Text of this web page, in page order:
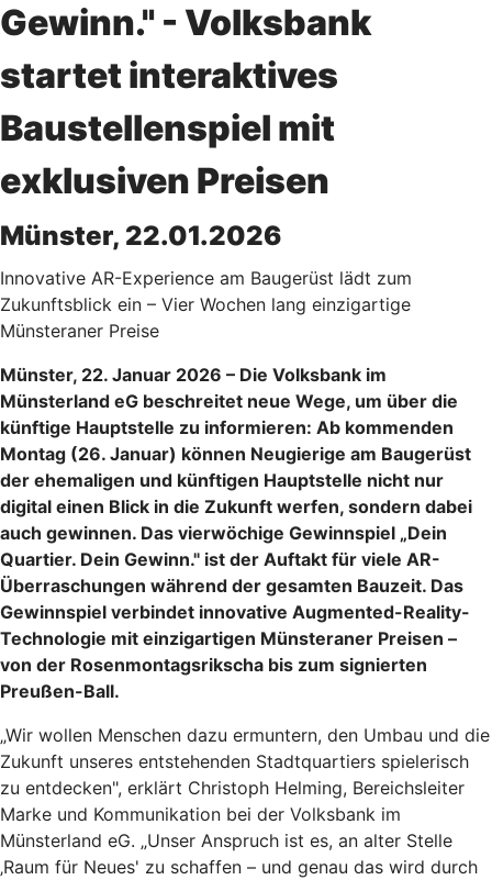
Gewinn." - Volksbank
startet interaktives
Baustellenspiel mit
exklusiven Preisen
Münster, 22.01.2026
Innovative AR-Experience am Baugerüst lädt zum
Zukunftsblick ein – Vier Wochen lang einzigartige
Münsteraner Preise
Münster, 22. Januar 2026 – Die Volksbank im
Münsterland eG beschreitet neue Wege, um über die
künftige Hauptstelle zu informieren: Ab kommenden
Montag (26. Januar) können Neugierige am Baugerüst
der ehemaligen und künftigen Hauptstelle nicht nur
digital einen Blick in die Zukunft werfen, sondern dabei
auch gewinnen. Das vierwöchige Gewinnspiel „Dein
Quartier. Dein Gewinn." ist der Auftakt für viele AR-
Überraschungen während der gesamten Bauzeit. Das
Gewinnspiel verbindet innovative Augmented-Reality-
Technologie mit einzigartigen Münsteraner Preisen –
von der Rosenmontagsrikscha bis zum signierten
Preußen-Ball.
„Wir wollen Menschen dazu ermuntern, den Umbau und die
Zukunft unseres entstehenden Stadtquartiers spielerisch
zu entdecken", erklärt Christoph Helming, Bereichsleiter
Marke und Kommunikation bei der Volksbank im
Münsterland eG. „Unser Anspruch ist es, an alter Stelle
‚Raum für Neues' zu schaffen – und genau das wird durch